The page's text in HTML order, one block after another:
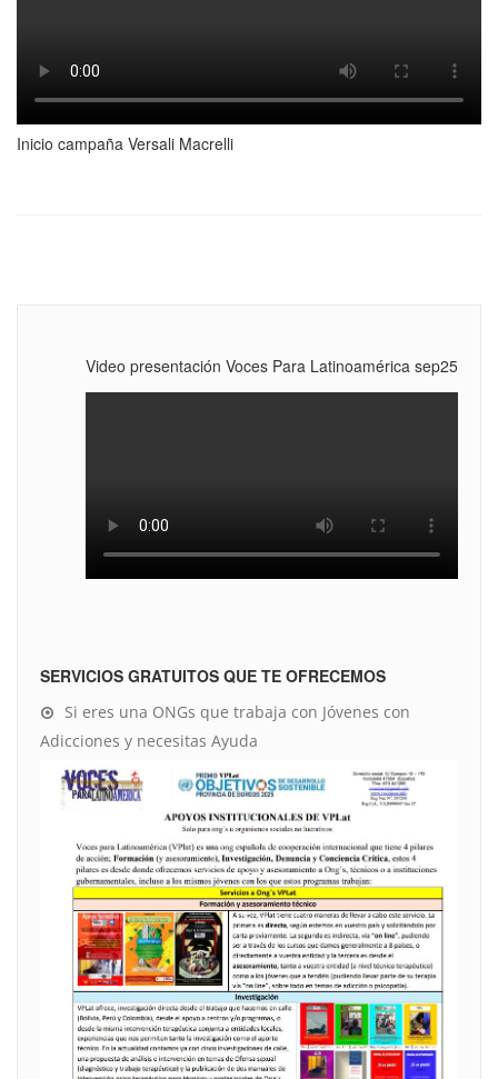
Inicio campaña Versali Macrelli
Video presentación Voces Para Latinoamérica sep25
SERVICIOS GRATUITOS QUE TE OFRECEMOS
Si eres una ONGs que trabaja con Jóvenes con
Adicciones y necesitas Ayuda